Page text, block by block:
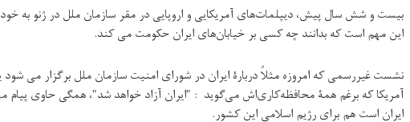
بیست و شش سال پیش، دیپلمات‌های آمریکایی و اروپایی در مقر سازمان ملل در ژنو به
این مهم است که بدانند چه کسی بر خیابان‌های ایران حکومت می کند.
نشست غیررسمی که امروزه مثلاً دربارۀ ایران در شورای امنیت سازمان ملل برگزار می
آمریکا که برغم همۀ محافظه‌کاری‌اش می‌گوید : "ایران آزاد خواهد شد"، همگی حاوی پیام
ایران است هم برای رژیم اسلامی این کشور.